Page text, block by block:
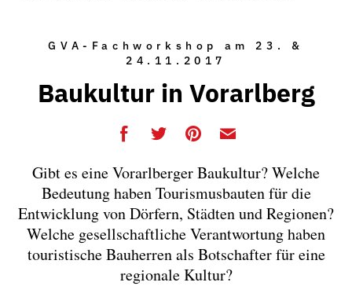
GVA-Fachworkshop am 23. &
24.11.2017
Baukultur in Vorarlberg
Gibt es eine Vorarlberger Baukultur? Welche
Bedeutung haben Tourismusbauten für die
Entwicklung von Dörfern, Städten und Regionen?
Welche gesellschaftliche Verantwortung haben
touristische Bauherren als Botschafter für eine
regionale Kultur?